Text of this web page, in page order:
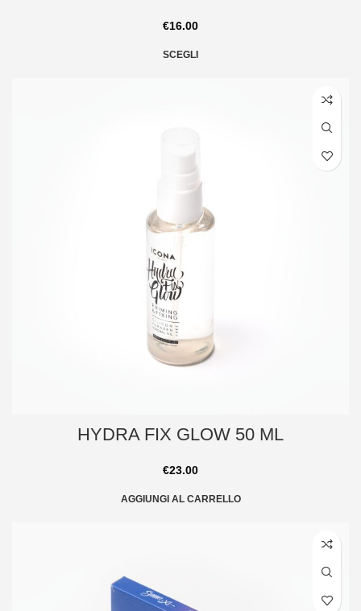
€16.00
SCEGLI
HYDRA FIX GLOW 50 ML
€23.00
AGGIUNGI AL CARRELLO